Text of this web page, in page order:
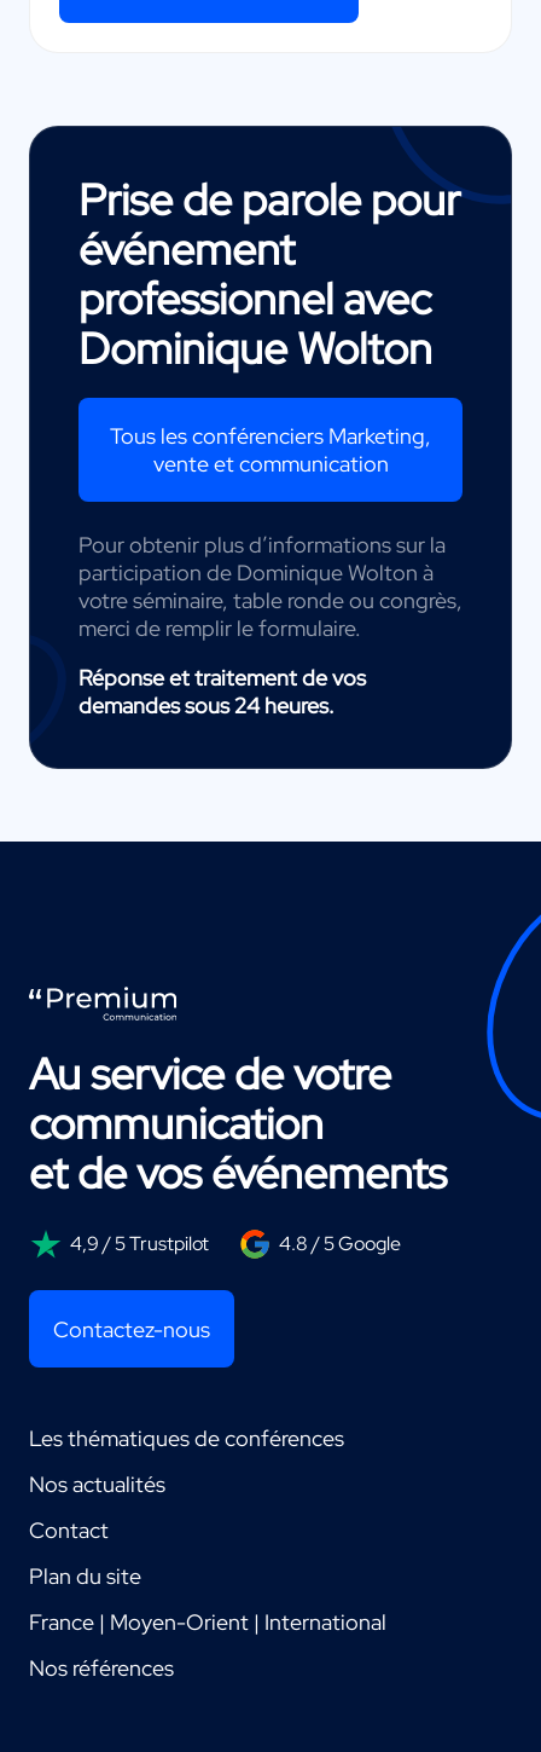
Prise de parole pour
événement
professionnel avec
Dominique Wolton
Tous les conférenciers Marketing,
vente et communication
Pour obtenir plus d’informations sur la
participation de Dominique Wolton à
votre séminaire, table ronde ou congrès,
merci de remplir le formulaire.
Réponse et traitement de vos
demandes sous 24 heures.
Au service de votre
communication
et de vos événements
4,9 / 5 Trustpilot 4.8 / 5 Google
Contactez-nous
Les thématiques de conférences
Nos actualités
Contact
Plan du site
France | Moyen-Orient | International
Nos références